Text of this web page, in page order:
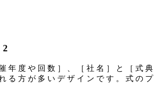
度や回数］、［社名］と［式
る方が多いデザインです。式の